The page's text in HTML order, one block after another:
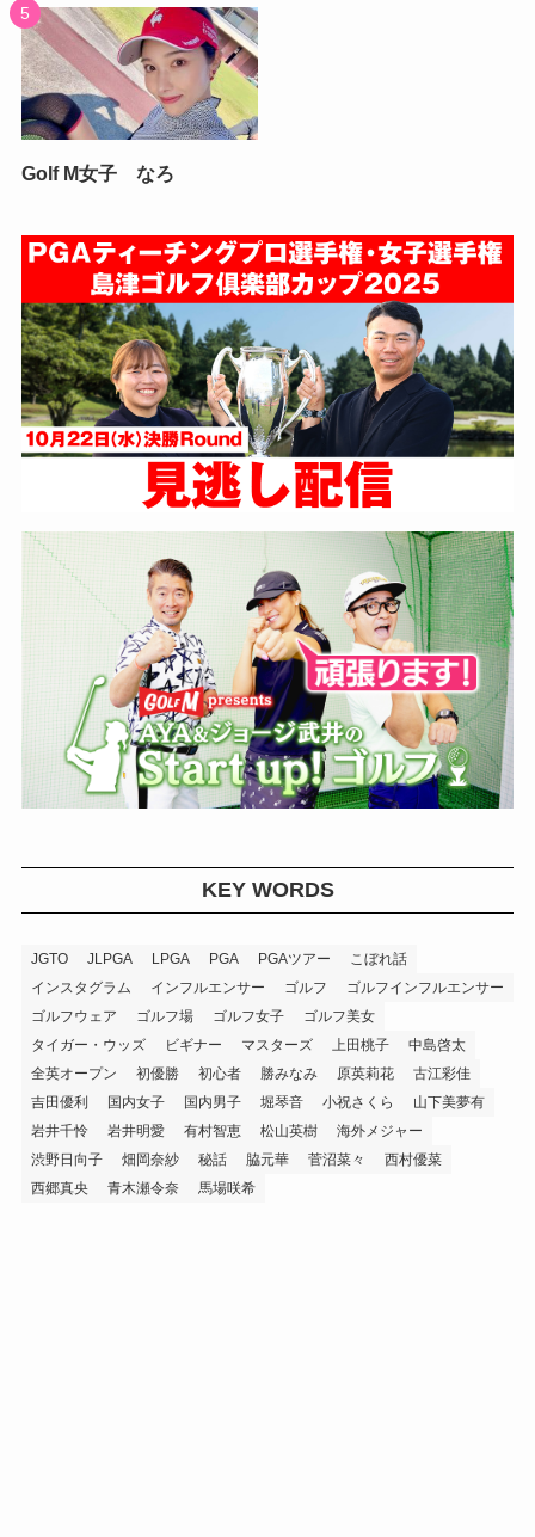
Golf M女子 なろ
KEY WORDS
JGTO JLPGA LPGA PGA PGAツアー
こぼれ話
インスタグラム
インフルエンサー ゴルフ
ゴルフインフルエンサー
ゴルフウェア
ゴルフ場 ゴルフ女子
ゴルフ美女
タイガー・ウッズ
ビギナー マスターズ 上田桃子
中島啓太
全英オープン
初優勝 初心者 勝みなみ 原英莉花
古江彩佳
吉田優利
国内女子 国内男子 堀琴音 小祝さくら
山下美夢有
岩井千怜
岩井明愛 有村智恵 松山英樹
海外メジャー
渋野日向子
畑岡奈紗 秘話 脇元華 菅沼菜々
西村優菜
西郷真央
青木瀬令奈 馬場咲希